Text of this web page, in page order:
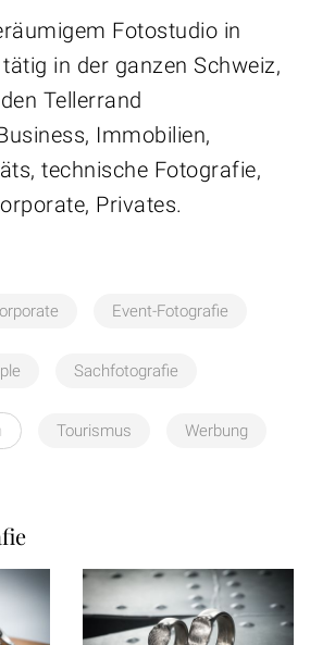
Fotostudio in
in der ganzen Schweiz,
Tellerrand
Immobilien,
technische Fotografie,
Privates.
Event-Fotografie
Sachfotografie
Tourismus Werbung